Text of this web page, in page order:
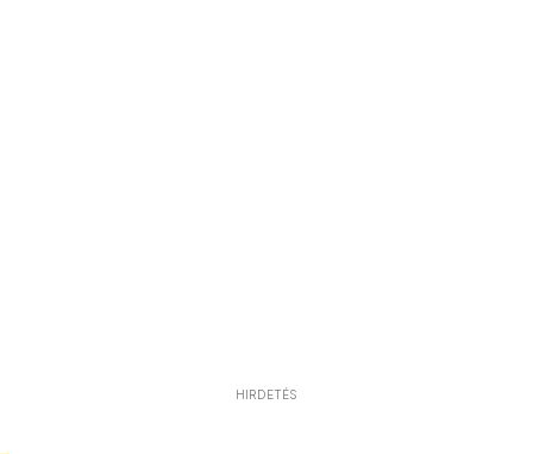
HIRDETÉS